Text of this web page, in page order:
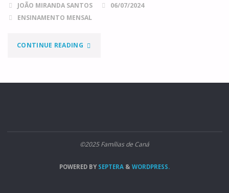
JOÃO MIRANDA SANTOS
06/07/2024
ENSINAMENTO MENSAL
CONTINUE READING"A
DE
©2025 Famílias de Caná
POWERED BYSEPTERA & WORDPRESS.